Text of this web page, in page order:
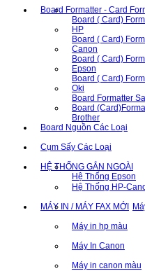
Board Formatter - Card
Board ( Card)
HP
Board ( Card)
Canon
Board ( Card)
Epson
Board ( Card)
Oki
Board Formatter
Board
Brother
Board Nguồn Các Loại
Cụm Sấy Các Loại
HỆ THỐNG GẮN NGOÀI
Hệ Thống Epson
Hệ Thống HP-
MÁY IN / MÁY FAX MỚI
Máy in hp màu
Máy In Canon
Máy in canon màu